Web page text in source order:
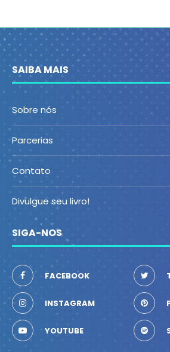
SAIBA MAIS
Sobre nós
Parcerias
Contato
Divulgue seu livro!
SIGA-NOS
FACEBOOK
INSTAGRAM
YOUTUBE